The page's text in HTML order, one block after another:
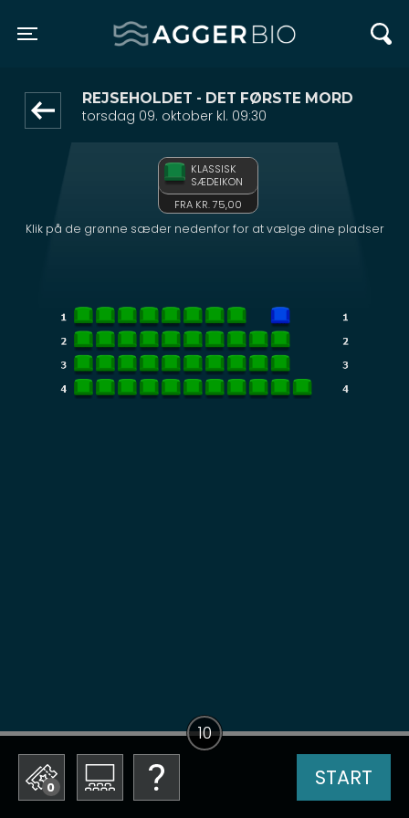
Toggle navigation
Agger BIO
REJSEHOLDET - DET FØRSTE MORD
torsdag 09. oktober kl. 09:30
KLASSISK
SÆDEIKON
FRA KR. 75,00
Klik på de grønne sæder nedenfor for at vælge dine pladser
0 START
10
front05-temp 013209